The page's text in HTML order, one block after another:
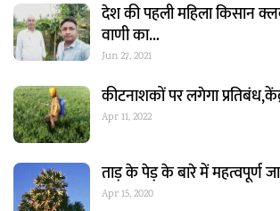
देश की पहली महिला किसान
वाणी का…
Jun 27, 2021
कीटनाशकों पर लगेगा
Apr 11, 2022
ताड़ के पेड़ के बारे में महत्वपूर्ण
Apr 15, 2020